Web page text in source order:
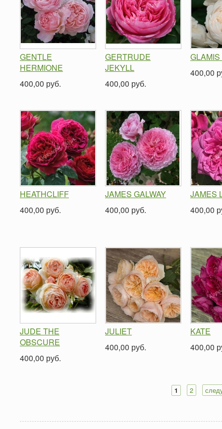
GENTLE
HERMIONE
400,00 руб.
GERTRUDE
JEKYLL
400,00 руб.
400,00
HEATHCLIFF
400,00 руб.
JAMES GALWAY
400,00 руб.
JAMES
400,00
JUDE THE
OBSCURE
400,00 руб.
JULIET
400,00 руб.
KATE
400,00
1 2